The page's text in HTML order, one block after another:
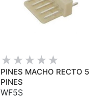
PINES MACHO RECTO 5
PINES
WF5S